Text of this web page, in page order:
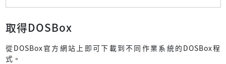
取得DOSBox
從DOSBox官方網站上即可下載到不同作業系統的DOSBox程
式。